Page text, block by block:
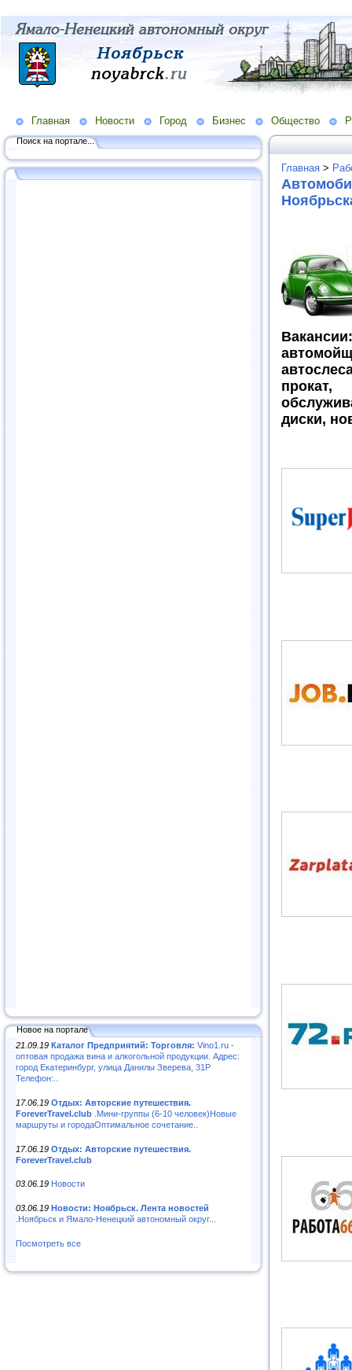
Главная Новости Город Бизнес Общество
Поиск на портале...
Новое на портале
21.09.19 Каталог Предприятий: Торговля: Vino1.ru -
оптовая продажа вина и алкогольной продукции. Адрес:
город Екатеринбург, улица Данилы Зверева, 31Р
Телефон:..
17.06.19 Отдых: Авторские путешествия.
ForeverTravel.club .Мини-группы (6-10 человек)Новые
маршруты и городаОптимальное сочетание..
17.06.19 Отдых: Авторские путешествия.
ForeverTravel.club
03.06.19 Новости
03.06.19 Новости: Ноябрьск. Лента новостей
.Ноябрьск и Ямало-Ненецкий автономный округ...
Посмотреть все
Главная >
диски,